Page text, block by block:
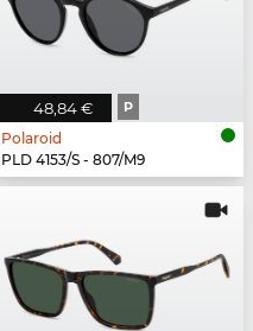
48,84 € P
Polaroid
PLD 4153/S - 807/M9